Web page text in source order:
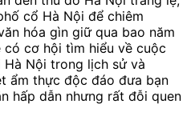
cổ Hà Nội để chiêm
hóa gìn giữ qua bao năm
có cơ hội tìm hiểu về cuộc
Hà Nội trong lịch sử và
ẩm thực độc đáo đưa bạn
hấp dẫn nhưng rất đỗi quen